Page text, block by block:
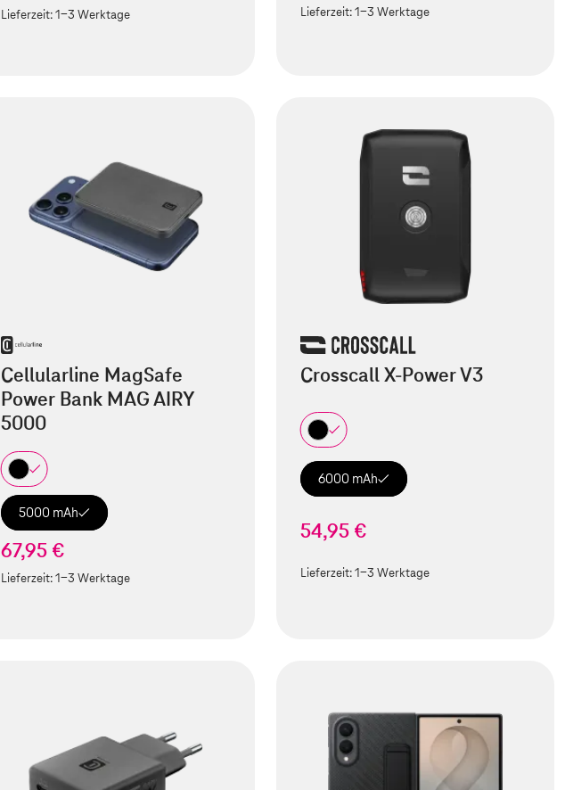
Lieferzeit:1-3 Werktage Lieferzeit:1-3 Werktage
Cellularline MagSafe
Power Bank MAG AIRY
5000
5000 mAh
67,95 €
Lieferzeit:1-3 Werktage
Crosscall X-Power V3
6000 mAh
54,95 €
Lieferzeit:1-3 Werktage